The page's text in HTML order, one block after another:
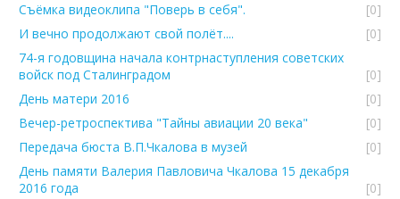
Съёмка видеоклипа "Поверь в себя".
[0]
И вечно продолжают свой полёт....
[0]
74-я годовщина начала контрнаступления советских
войск под Сталинградом
[0]
День матери 2016
[0]
Вечер-ретроспектива "Тайны авиации 20 века"
[0]
Передача бюста В.П.Чкалова в музей
[0]
День памяти Валерия Павловича Чкалова 15 декабря
2016 года
[0]